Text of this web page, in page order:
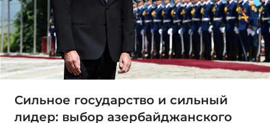
Сильное государство и сильный
лидер: выбор азербайджанского